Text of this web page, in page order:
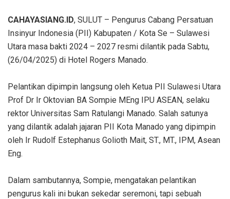
CAHAYASIANG.ID, SULUT – Pengurus Cabang Persatuan
Insinyur Indonesia (PII) Kabupaten / Kota Se – Sulawesi
Utara masa bakti 2024 – 2027 resmi dilantik pada Sabtu,
(26/04/2025) di Hotel Rogers Manado.
Pelantikan dipimpin langsung oleh Ketua PII Sulawesi Utara
Prof Dr Ir Oktovian BA Sompie MEng IPU ASEAN, selaku
rektor Universitas Sam Ratulangi Manado. Salah satunya
yang dilantik adalah jajaran PII Kota Manado yang dipimpin
oleh Ir Rudolf Estephanus Golioth Mait, ST., MT., IPM, Asean
Eng.
Dalam sambutannya, Sompie, mengatakan pelantikan
pengurus kali ini bukan sekedar seremoni, tapi sebuah